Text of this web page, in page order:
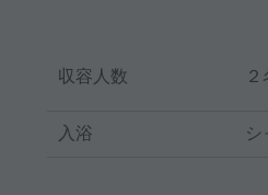
収容人数
入浴 シ